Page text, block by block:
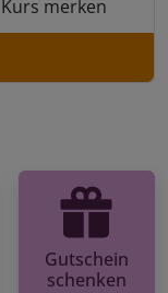
Kurs merken
Gutschein
schenken